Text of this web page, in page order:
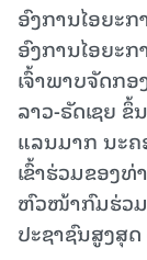
ອົງການໄອຍະ
ອົງການໄອຍະ
ເຈົ້າພາບຈັດກ
ລາວ-ຣັດເຊຍ
ແລນມາກ ນະ
ເຂົ້າຮ່ວມຂອງ
ຫົວໜ້າກົມຮ່ວມ
ປະຊາຊົນສູງສຸ